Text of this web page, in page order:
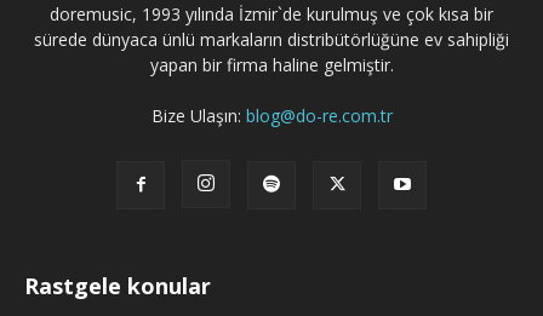
doremusic, 1993 yılında İzmir`de kurulmuş ve çok kısa bir
sürede dünyaca ünlü markaların distribütörlüğüne ev sahipliği
yapan bir firma haline gelmiştir.
Bize Ulaşın: blog@do-re.com.tr
Rastgele konular